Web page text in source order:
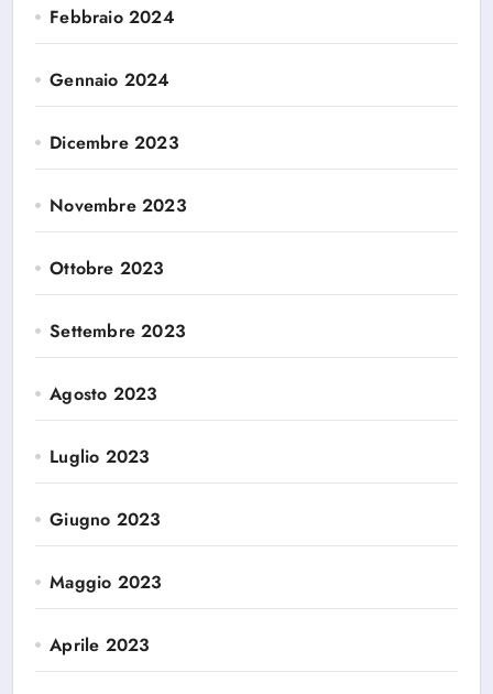
Febbraio 2024
Gennaio 2024
Dicembre 2023
Novembre 2023
Ottobre 2023
Settembre 2023
Agosto 2023
Luglio 2023
Giugno 2023
Maggio 2023
Aprile 2023